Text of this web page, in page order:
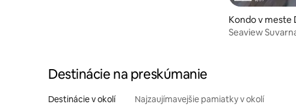
Kondo v meste
Seaview
Destinácie na preskúmanie
Destinácie v okolí Najzaujímavejšie pamiatky v okolí